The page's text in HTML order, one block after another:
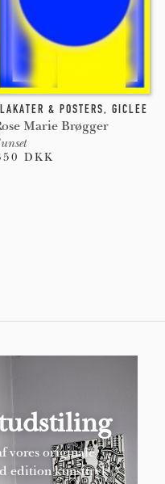
& POSTERS, GICLEE
Marie Brøgger
DKK
vores originale
edition kunsttryk